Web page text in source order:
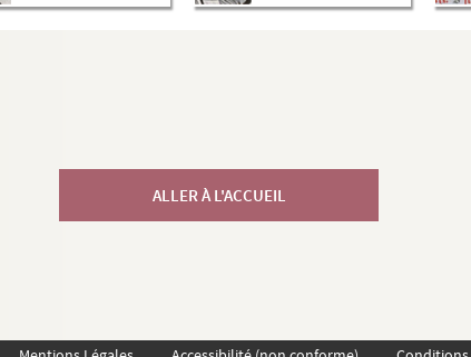
ALLER À L'ACCUEIL